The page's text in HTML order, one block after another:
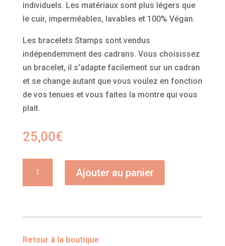
individuels. Les matériaux sont plus légers que
le cuir, imperméables, lavables et 100% Végan.
Les bracelets Stamps sont vendus
indépendemment des cadrans. Vous choisissez
un bracelet, il s’adapte facilement sur un cadran
et se change autant que vous voulez en fonction
de vos tenues et vous faites la montre qui vous
plait.
25,00€
Rouge
Ajouter au panier
Retour à la boutique